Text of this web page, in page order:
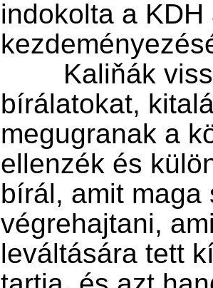
indokolta a
bírálatokat,
megugranak a
ellenzék és
bírál, amit maga
végrehajtani,
leváltására tett